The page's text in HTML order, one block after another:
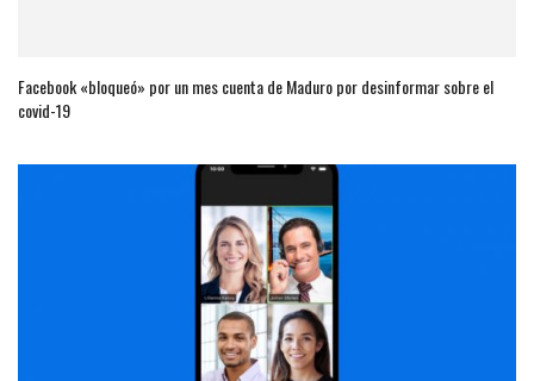
Facebook «bloqueó» por un mes cuenta de Maduro por desinformar sobre el
covid-19